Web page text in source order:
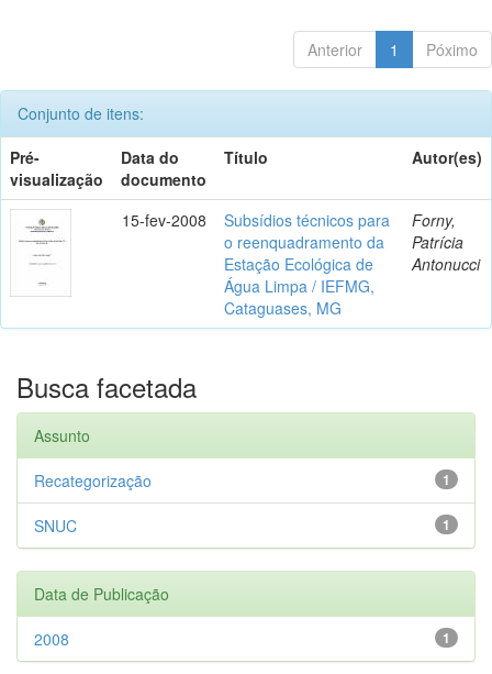
Anterior 1 Póximo
Conjunto de itens:
Pré-
visualização
Data do
documento
Título Autor(es)
15-fev-2008
Subsídios técnicos para
o reenquadramento da
Estação Ecológica de
Água Limpa / IEFMG,
Cataguases, MG
Forny,
Patrícia
Antonucci
Busca facetada
Assunto
1
Recategorização
1
SNUC
Data de Publicação
1
2008